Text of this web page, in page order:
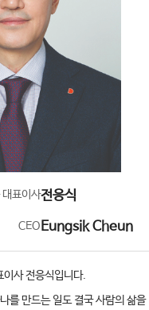
표이사전응식
CEOEungsik Cheun
사 전응식입니다.
를 만드는 일도 결국 사람의 삶을